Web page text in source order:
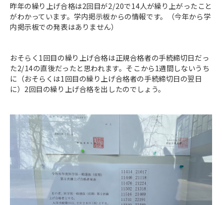
昨年の繰り上げ合格は2回目が2/20で14人が繰り上がったこと
がわかっています。学内掲示板からの情報です。（今年から学
内掲示板での発表はありません）
おそらく1回目の繰り上げ合格は正規合格者の手続締切日だっ
た2/14の直後だったと思われます。そこから1週間しないうち
に（おそらくは1回目の繰り上げ合格者の手続締切日の翌日
に）2回目の繰り上げ合格を出したのでしょう。